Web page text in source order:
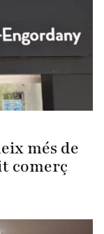
més de
comerç